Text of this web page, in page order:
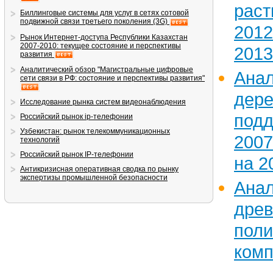
Биллинговые системы для услуг в сетях сотовой
подвижной связи третьего поколения (3G)
Рынок Интернет-доступа Республики Казахстан
2007-2010: текущее состояние и перспективы
развития
Аналитический обзор "Магистральные цифровые
сети связи в РФ: состояние и перспективы развития"
Исследование рынка систем видеонаблюдения
Российский рынок ip-телефонии
Узбекистан: рынок телекоммуникационных
технологий
Российский рынок IP-телефонии
Антикризисная оперативная сводка по рынку
экспертизы промышленной безопасности
на